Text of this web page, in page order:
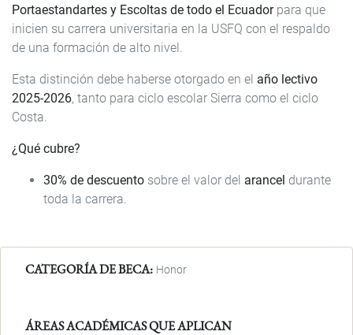
Portaestandartes y Escoltas de todo el Ecuadorpara que
inicien su carrera universitaria en la USFQ con el respaldo
de una formación de alto nivel.
Esta distinción debe haberse otorgado en el año lectivo
2025-2026, tanto para ciclo escolar Sierra como el ciclo
Costa.
¿Qué cubre?
30% de descuento sobre el valor del arancel durante
toda la carrera.
CATEGORÍA DE BECA Honor
ÁREAS ACADÉMICAS QUE APLICAN